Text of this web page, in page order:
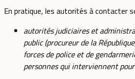
En pratique, les autorités à contacter
autorités judiciaires et
public (procureur de la
forces de police et de
personnes qui interviennent